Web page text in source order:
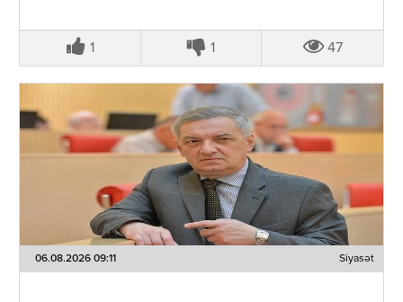
1 1 47
06.08.2026 09:11 Siyasət